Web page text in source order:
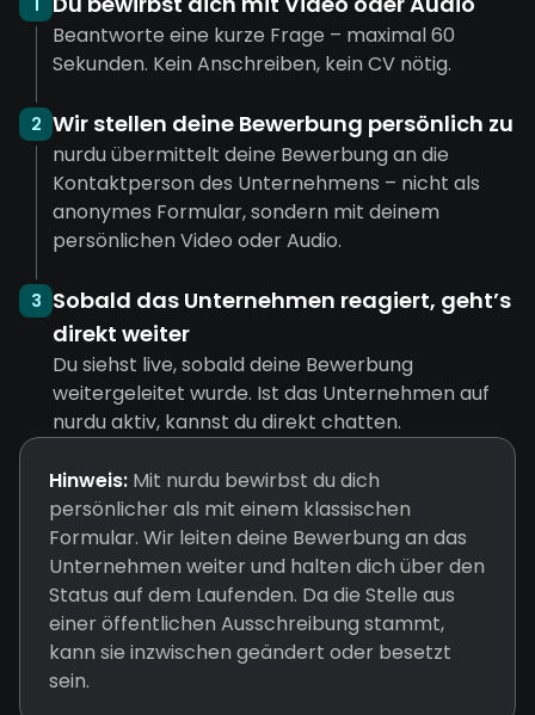
1
Beantworte eine kurze Frage – maximal 60
Sekunden. Kein Anschreiben, kein CV nötig.
2 Wir stellen deine Bewerbung persönlich zu
nurdu übermittelt deine Bewerbung an die
Kontaktperson des Unternehmens – nicht als
anonymes Formular, sondern mit deinem
persönlichen Video oder Audio.
3 Sobald das Unternehmen reagiert, geht’s
direkt weiter
Du siehst live, sobald deine Bewerbung
weitergeleitet wurde. Ist das Unternehmen auf
nurdu aktiv, kannst du direkt chatten.
Hinweis: Mit nurdu bewirbst du dich
persönlicher als mit einem klassischen
Formular. Wir leiten deine Bewerbung an das
Unternehmen weiter und halten dich über den
Status auf dem Laufenden. Da die Stelle aus
einer öffentlichen Ausschreibung stammt,
kann sie inzwischen geändert oder besetzt
sein.